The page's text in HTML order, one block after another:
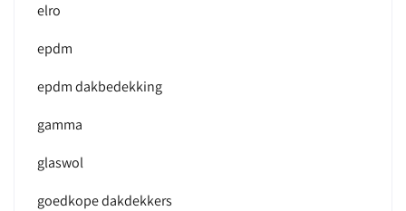
elro
epdm
epdm dakbedekking
gamma
glaswol
goedkope dakdekkers